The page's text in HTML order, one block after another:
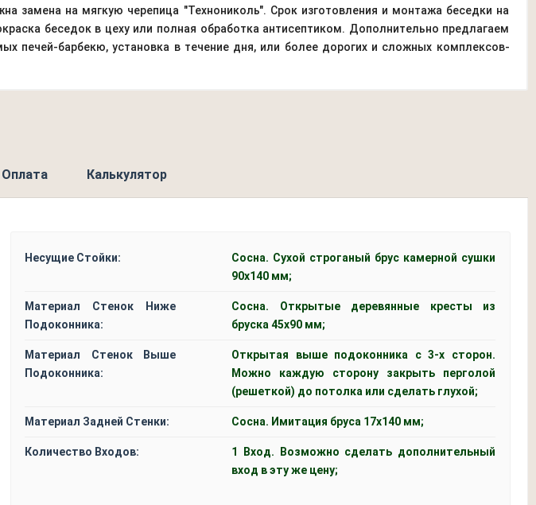
замена на мягкую черепица "Технониколь". Срок изготовления и монтажа беседки на
беседок в цеху или полная обработка антисептиком. Дополнительно предлагаем
печей-барбекю, установка в течение дня, или более дорогих и сложных комплексов-
Калькулятор
Несущие Стойки:
Сосна. Сухой строганый брус камерной сушки
90х140 мм;
Материал Стенок Ниже
Подоконника:
Сосна. Открытые деревянные кресты из
бруска 45x90 мм;
Материал Стенок Выше
Подоконника:
Открытая выше подоконника с 3-х сторон.
Можно каждую сторону закрыть перголой
(решеткой) до потолка или сделать глухой;
Материал Задней Стенки: Сосна. Имитация бруса 17х140 мм;
Количество Входов:
1 Вход. Возможно сделать дополнительный
вход в эту же цену;